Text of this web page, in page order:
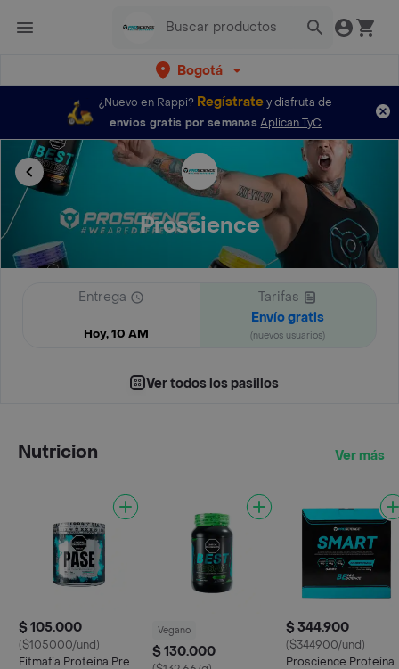
Bogotá
¿Nuevo en Rappi? Regístratey disfruta de
envíos gratis por semanas Aplican TyC
Proscience
Entrega
Hoy, 10 AM
Tarifas
Envío gratis
(nuevos usuarios)
Ver todos los pasillos
Nutricion Ver más
$ 105.000
($105000/und)
Fitmafia Proteína Pre
Vegano
$ 130.000
$ 344.900
($344900/und)
Proscience Proteína